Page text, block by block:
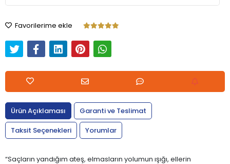
Favorilerime ekle
Ürün Açıklaması
Garanti ve Teslimat
Taksit Seçenekleri
Yorumlar
“Saçların yandığım ateş, elmasların yolumun ışığı, ellerin